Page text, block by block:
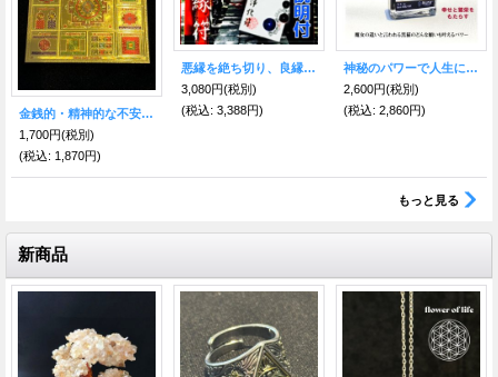
金銭的・精神的な不安や悩みを消滅させる！神のヤントラ・シュリサンプラン☆インドのお守り
1,700円(税別)
(税込: 1,870円)
悪縁を絶ち切り、良縁を呼び結ぶ！特殊な護符■水面絶縁符 (みなもぜつえんふ)【輝石ストラップ付き】
3,080円(税別)
(税込: 3,388円)
神秘のパワーで人生に幸せをもたらす魔術オイル ブラックキャット
2,600円(税別)
(税込: 2,860円)
もっと見る
新商品